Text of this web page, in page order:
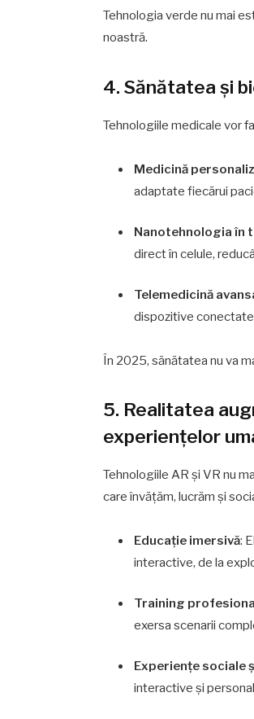
Tehnologia verde nu mai
noastră.
4. Sănătatea și
Tehnologiile medicale vor
Medicină
adaptate fiecărui
Nanotehnologia în
direct în celule,
Telemedicină
dispozitive
În 2025, sănătatea nu va
5. Realitatea
experiențelor
Tehnologiile AR și VR nu
care învățăm, lucrăm și
Educație imersivă:
interactive, de la
Training
exersa scenarii
Experiențe sociale
interactive și